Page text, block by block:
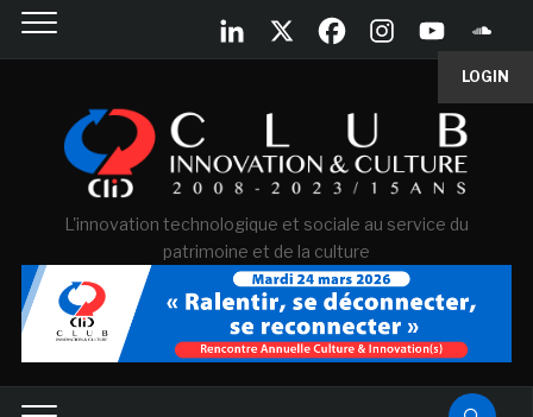
LOGIN
L'innovation technologique et sociale au service du
patrimoine et de la culture